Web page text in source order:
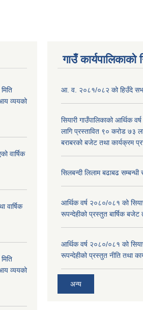
व्ययको
वार्षिक
व्ययको
गाउँ कार्यपालिकाको
आ. व. २०८१/०८२ को हिउँदे सभा
सियारी गाउँपालिकाको आर्थिक
लागि प्रस्तावित ९० करोड ७३
बराबरको बजेट तथा कार्यक्रम
सिलबन्दी लिलाम बढाबढ
आर्थिक वर्ष २०८०/०८१ को
रूपन्देहीको प्रस्तुत बार्षिक बजेट
आर्थिक वर्ष २०८०/०८१ को
रूपन्देहीको प्रस्तुत नीति तथा
अन्य